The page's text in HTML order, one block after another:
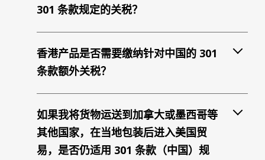
301 条款规定的关税？
香港产品是否需要缴纳针对中国的 301
条款额外关税？
如果我将货物运送到加拿大或墨西哥等
其他国家，在当地包装后进入美国贸
易，是否仍适用 301 条款（中国）规